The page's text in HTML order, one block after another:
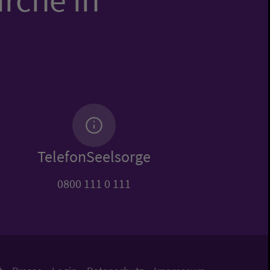
TelefonSeelsorge
0800 111 0 111